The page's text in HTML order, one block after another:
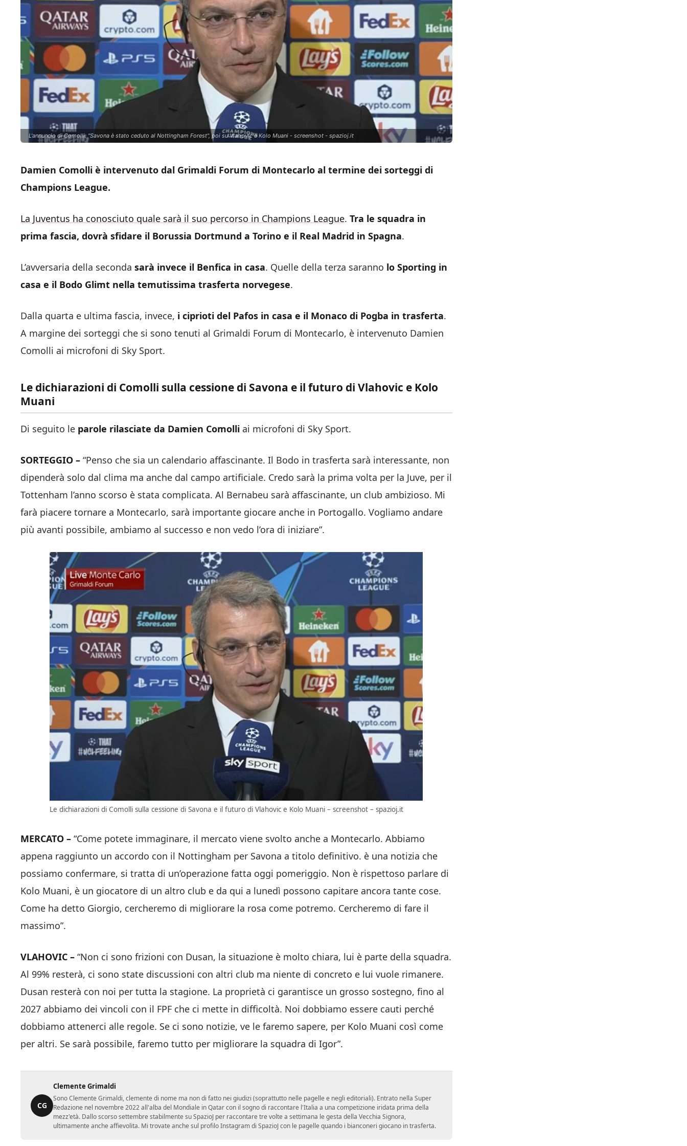
L'annuncio di Comolli: "Savona è stato ceduto al Nottingham Forest", poi su Vlahovic e Kolo Muani - screenshot - spazioj.it
Damien Comolli è intervenuto dal Grimaldi Forum di Montecarlo al termine dei sorteggi di
Champions League.
La Juventus ha conosciuto quale sarà il suo percorso in Champions League. Tra le squadra in
prima fascia, dovrà sfidare il Borussia Dortmund a Torino e il Real Madrid in Spagna.
L’avversaria della seconda sarà invece il Benfica in casa. Quelle della terza saranno lo Sporting in
casa e il Bodo Glimt nella temutissima trasferta norvegese.
Dalla quarta e ultima fascia, invece, i ciprioti del Pafos in casa e il Monaco di Pogba in trasferta.
A margine dei sorteggi che si sono tenuti al Grimaldi Forum di Montecarlo, è intervenuto Damien
Comolli ai microfoni di Sky Sport.
Le dichiarazioni di Comolli sulla cessione di Savona e il futuro di Vlahovic e Kolo
Muani
Di seguito le parole rilasciate da Damien Comolli ai microfoni di Sky Sport.
SORTEGGIO – “Penso che sia un calendario affascinante. Il Bodo in trasferta sarà interessante, non
dipenderà solo dal clima ma anche dal campo artificiale. Credo sarà la prima volta per la Juve, per il
Tottenham l’anno scorso è stata complicata. Al Bernabeu sarà affascinante, un club ambizioso. Mi
farà piacere tornare a Montecarlo, sarà importante giocare anche in Portogallo. Vogliamo andare
più avanti possibile, ambiamo al successo e non vedo l’ora di iniziare”.
Le dichiarazioni di Comolli sulla cessione di Savona e il futuro di Vlahovic e Kolo Muani – screenshot – spazioj.it
MERCATO – “Come potete immaginare, il mercato viene svolto anche a Montecarlo. Abbiamo
appena raggiunto un accordo con il Nottingham per Savona a titolo definitivo. è una notizia che
possiamo confermare, si tratta di un’operazione fatta oggi pomeriggio. Non è rispettoso parlare di
Kolo Muani, è un giocatore di un altro club e da qui a lunedì possono capitare ancora tante cose.
Come ha detto Giorgio, cercheremo di migliorare la rosa come potremo. Cercheremo di fare il
massimo”.
VLAHOVIC – “Non ci sono frizioni con Dusan, la situazione è molto chiara, lui è parte della squadra.
Al 99% resterà, ci sono state discussioni con altri club ma niente di concreto e lui vuole rimanere.
Dusan resterà con noi per tutta la stagione. La proprietà ci garantisce un grosso sostegno, fino al
2027 abbiamo dei vincoli con il FPF che ci mette in difficoltà. Noi dobbiamo essere cauti perché
dobbiamo attenerci alle regole. Se ci sono notizie, ve le faremo sapere, per Kolo Muani così come
per altri. Se sarà possibile, faremo tutto per migliorare la squadra di Igor”.
CG
Clemente Grimaldi
Sono Clemente Grimaldi, clemente di nome ma non di fatto nei giudizi (soprattutto nelle pagelle e negli editoriali). Entrato nella Super
Redazione nel novembre 2022 all'alba del Mondiale in Qatar con il sogno di raccontare l'Italia a una competizione iridata prima della
mezz'età. Dallo scorso settembre stabilmente su SpazioJ per raccontare tre volte a settimana le gesta della Vecchia Signora,
ultimamente anche affievolita. Mi trovate anche sul profilo Instagram di SpazioJ con le pagelle quando i bianconeri giocano in trasferta.